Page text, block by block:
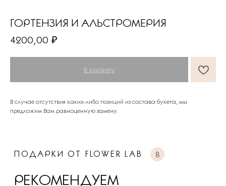
ГОРТЕНЗИЯ И АЛЬСТРОМЕРИЯ
4200,00 ₽
В корзину
В случае отсутствия каких-либо позиций из состава букета, мы
предложим Вам равноценную замену.
РЕКОМЕНДУЕМ
ПОДАРКИ ОТ FLOWER LAB